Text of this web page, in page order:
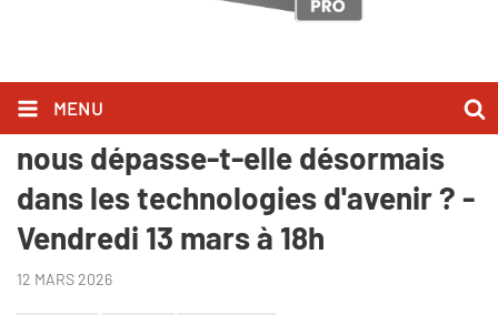
MENU
"Pourvu que ça dure !" : La Chine
nous dépasse-t-elle désormais
dans les technologies d'avenir ? -
Vendredi 13 mars à 18h
12 MARS 2026